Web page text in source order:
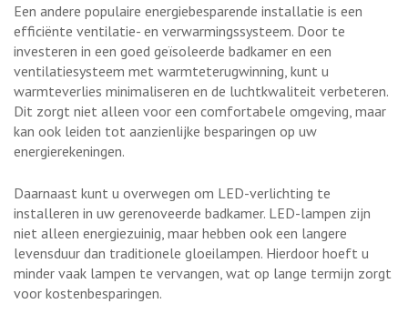
Een andere populaire energiebesparende installatie is een
efficiënte ventilatie- en verwarmingssysteem. Door te
investeren in een goed geïsoleerde badkamer en een
ventilatiesysteem met warmteterugwinning, kunt u
warmteverlies minimaliseren en de luchtkwaliteit verbeteren.
Dit zorgt niet alleen voor een comfortabele omgeving, maar
kan ook leiden tot aanzienlijke besparingen op uw
energierekeningen.
Daarnaast kunt u overwegen om LED-verlichting te
installeren in uw gerenoveerde badkamer. LED-lampen zijn
niet alleen energiezuinig, maar hebben ook een langere
levensduur dan traditionele gloeilampen. Hierdoor hoeft u
minder vaak lampen te vervangen, wat op lange termijn zorgt
voor kostenbesparingen.